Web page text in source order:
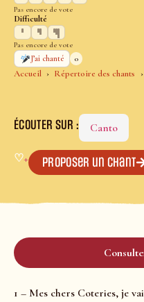
Accueil Répertoire des chants
Pas encore de vote
Difficulté
Pas encore de vote
J’ai chanté
0
ÉCOUTER SUR : Canto
♡+ Proposer un chant
1 – Mes chers Coteries, je